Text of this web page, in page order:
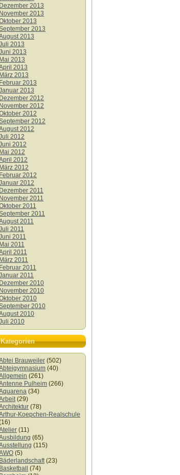
Dezember 2013
November 2013
2013
2013
2013
2013
2013
Mai 2013
2013
März 2013
Februar 2013
2013
Dezember 2012
November 2012
2012
2012
2012
2012
2012
Mai 2012
2012
März 2012
Februar 2012
2012
Dezember 2011
November 2011
2011
2011
2011
2011
2011
Mai 2011
2011
März 2011
Februar 2011
2011
Dezember 2010
November 2010
2010
2010
2010
2010
Kategorien
Brauweiler (502)
(40)
(261)
Pulheim (266)
(34)
(29)
(78)
Koepchen-Realschule
(11)
(65)
(115)
(5)
Bäderlandschaft(23)
Basketball
(74)